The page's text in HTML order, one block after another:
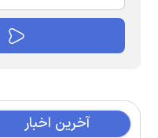
آخرین اخبار